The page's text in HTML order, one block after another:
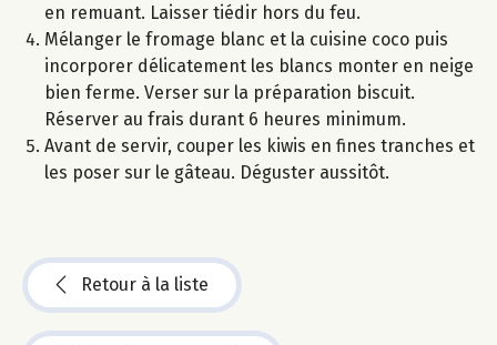
en remuant. Laisser tiédir hors du feu.
Mélanger le fromage blanc et la cuisine coco puis
incorporer délicatement les blancs monter en neige
bien ferme. Verser sur la préparation biscuit.
Réserver au frais durant 6 heures minimum.
Avant de servir, couper les kiwis en fines tranches et
les poser sur le gâteau. Déguster aussitôt.
Retour à la liste